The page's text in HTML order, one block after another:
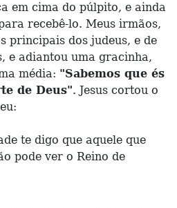
em cima do púlpito, e ainda
recebê-lo. Meus irmãos,
principais dos judeus, e de
e adiantou uma gracinha,
média: "Sabemos que és
de Deus". Jesus cortou o
te digo que aquele que
pode ver o Reino de